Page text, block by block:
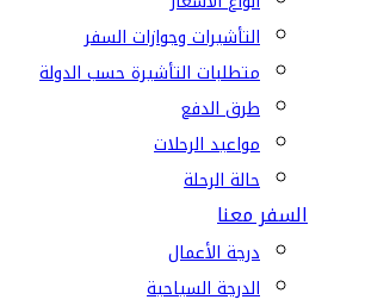
التأشيرات وجوازات السفر
متطلبات التأشيرة حسب الدولة
طرق الدفع
مواعيد الرحلات
حالة الرحلة
السفر معنا
درجة الأعمال
الدرجة السياحية